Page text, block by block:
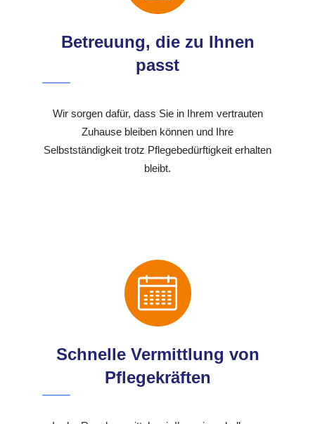
Betreuung, die zu Ihnen
passt
Wir sorgen dafür, dass Sie in Ihrem vertrauten
Zuhause bleiben können und Ihre
Selbstständigkeit trotz Pflegebedürftigkeit erhalten
bleibt.
Schnelle Vermittlung von
Pflegekräften